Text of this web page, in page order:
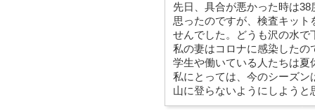
先日、具合が悪かった時は
思ったのですが、検査キッ
せんでした。どうも沢の水で
私の妻はコロナに感染した
学生や働いている人たちは
私にとっては、今のシーズ
山に登らないようにしようと